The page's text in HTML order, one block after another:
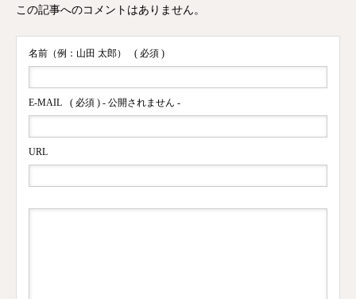
この記事へのコメントはありません。
名前（例：山田 太郎） ( 必須 )
E-MAIL ( 必須 ) - 公開されません -
URL